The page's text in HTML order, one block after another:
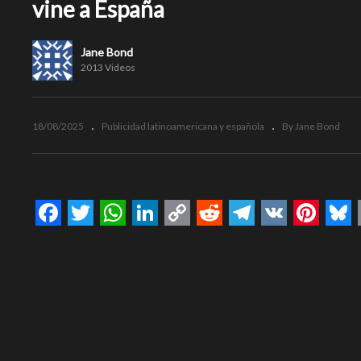
vine a España
Jane Bond
2013 Videos
18/08/2025 Publicidad latinoamericana y española By Jane Bond